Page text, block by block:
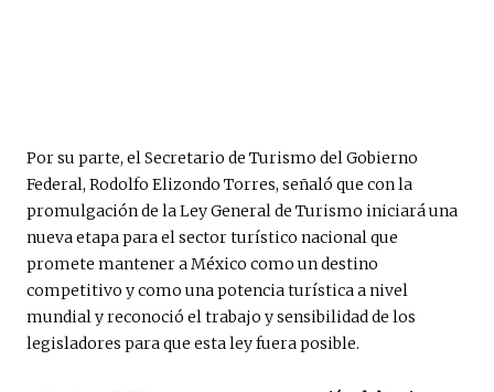
Por su parte, el Secretario de Turismo del Gobierno
Federal, Rodolfo Elizondo Torres, señaló que con la
promulgación de la Ley General de Turismo iniciará una
nueva etapa para el sector turístico nacional que
promete mantener a México como un destino
competitivo y como una potencia turística a nivel
mundial y reconoció el trabajo y sensibilidad de los
legisladores para que esta ley fuera posible.